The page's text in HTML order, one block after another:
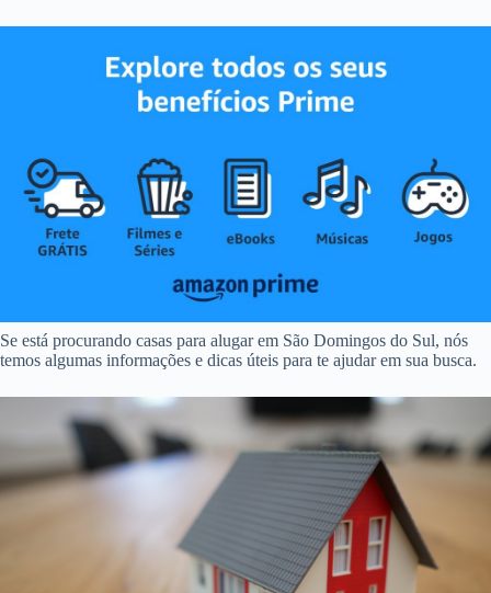
Se está procurando casas para alugar em São Domingos do Sul, nós
temos algumas informações e dicas úteis para te ajudar em sua busca.